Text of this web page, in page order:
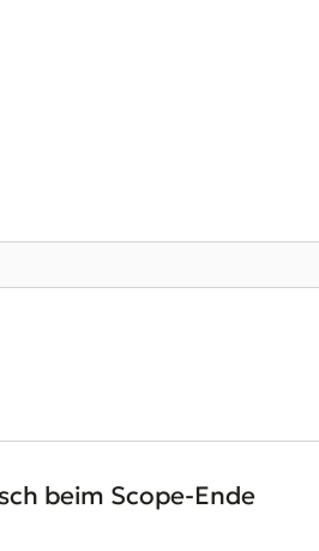
beim Scope-Ende